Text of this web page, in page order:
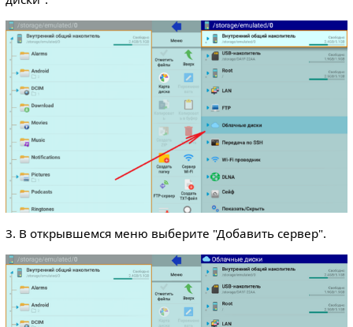
3. В открывшемся меню выберите "Добавить сервер".